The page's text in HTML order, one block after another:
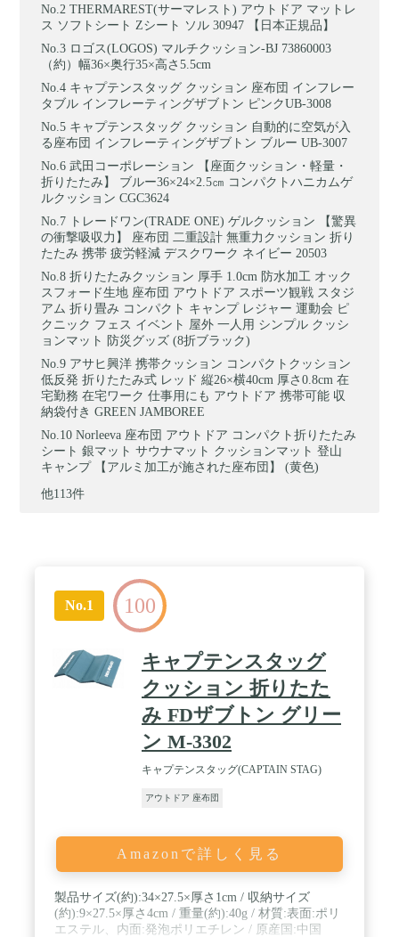
THERMAREST(サーマレスト) アウトドア マットレ
ス ソフトシート Zシート ソル 30947 【日本正規品】
ロゴス(LOGOS) マルチクッション-BJ 73860003
（約）幅36×奥行35×高さ5.5cm
キャプテンスタッグ クッション 座布団 インフレー
タブル インフレーティングザブトン ピンクUB-3008
キャプテンスタッグ クッション 自動的に空気が入
る座布団 インフレーティングザブトン ブルー UB-3007
武田コーポレーション 【座面クッション・軽量・
折りたたみ】 ブルー36×24×2.5㎝ コンパクトハニカムゲ
ルクッション CGC3624
トレードワン(TRADE ONE) ゲルクッション 【驚異
の衝撃吸収力】 座布団 二重設計 無重力クッション 折り
たたみ 携帯 疲労軽減 デスクワーク ネイビー 20503
折りたたみクッション 厚手 1.0cm 防水加工 オック
スフォード生地 座布団 アウトドア スポーツ観戦 スタジ
アム 折り畳み コンパクト キャンプ レジャー 運動会 ピ
クニック フェス イベント 屋外 一人用 シンプル クッシ
ョンマット 防災グッズ (8折ブラック)
アサヒ興洋 携帯クッション コンパクトクッション
低反発 折りたたみ式 レッド 縦26×横40cm 厚さ0.8cm 在
宅勤務 在宅ワーク 仕事用にも アウトドア 携帯可能 収
納袋付き GREEN JAMBOREE
Norleeva 座布団 アウトドア コンパクト折りたたみ
シート 銀マット サウナマット クッションマット 登山
キャンプ 【アルミ加工が施された座布団】 (黄色)
他113件
No.1 100
キャプテンスタッグ
クッション 折りたた
み FDザブトン グリー
ン M-3302
キャプテンスタッグ(CAPTAIN STAG)
アウトドア 座布団
Amazonで詳しく見る
製品サイズ(約):34×27.5×厚さ1cm / 収納サイズ
(約):9×27.5×厚さ4cm / 重量(約):40g / 材質:表面:ポリ
エステル、内面:発泡ポリエチレン / 原産国:中国